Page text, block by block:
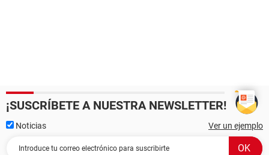
¡SUSCRÍBETE A NUESTRA NEWSLETTER!
Noticias Ver un ejemplo